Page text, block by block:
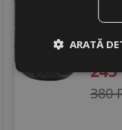
245
380
ARATĂ